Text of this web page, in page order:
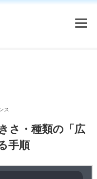
ス
さ・種類の「広
手順